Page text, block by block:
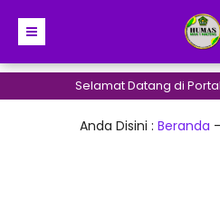
Selamat Datang di Portal
Anda Disini : Beranda